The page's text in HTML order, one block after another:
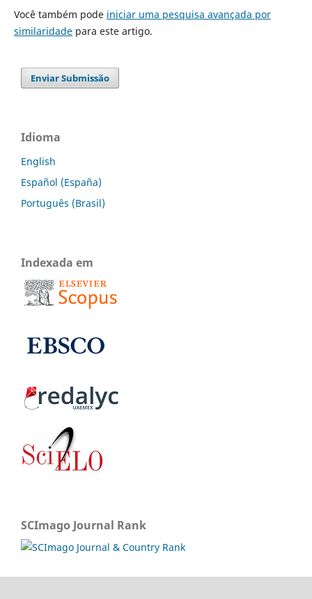
Você também pode iniciar uma pesquisa avançada por
similaridadepara este artigo.
Enviar Submissão
Idioma
English
Español (España)
Português (Brasil)
Indexada em
SCImago Journal Rank